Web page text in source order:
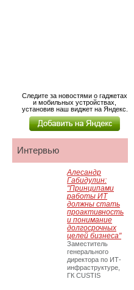
Следите за новостями о гаджетах
и мобильных устройствах,
установив наш виджет на Яндекс.
Интервью
Алесандр
Габидулин:
"Принципами
работы ИТ
должны стать
проактивность
и понимание
долгосрочных
целей бизнеса"
Заместитель
генерального
директора по ИТ-
инфраструктуре,
ГК CUSTIS